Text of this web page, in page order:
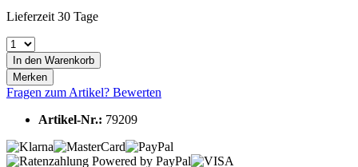
Lieferzeit 30 Tage
In den Warenkorb
Merken
Fragen zum Artikel? Bewerten
Artikel-Nr.: 79209